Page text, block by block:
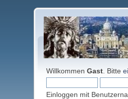
WillkommenGast . Bitte
Einloggen mit